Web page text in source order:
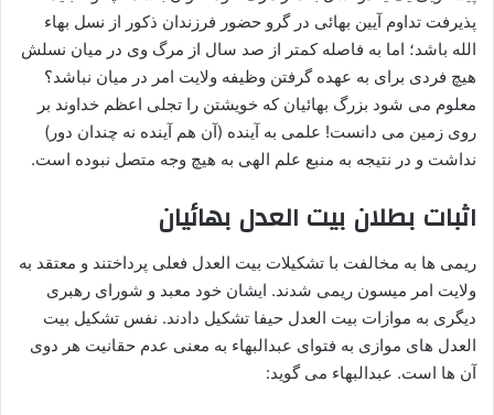
پذیرفت تداوم آیین بهائی در گرو حضور فرزندان ذکور از نسل بهاء
الله باشد؛ اما به فاصله کمتر از صد سال از مرگ وی در میان نسلش
هیچ فردی برای به عهده گرفتن وظیفه ولایت امر در میان نباشد؟
معلوم می شود بزرگ بهائیان که خویشتن را تجلی اعظم خداوند بر
روی زمین می دانست! علمی به آینده (آن هم آینده نه چندان دور)
نداشت و در نتیجه به منبع علم الهی به هیچ وجه متصل نبوده است.
اثبات بطلان بیت العدل بهائیان
ریمی ها به مخالفت با تشکیلات بیت العدل فعلی پرداختند و معتقد به
ولایت امر میسون ریمی شدند. ایشان خود معبد و شورای رهبری
دیگری به موازات بیت العدل حیفا تشکیل دادند. نفس تشکیل بیت
العدل های موازی به فتوای عبدالبهاء به معنی عدم حقانیت هر دوی
آن ها است. عبدالبهاء می گوید: